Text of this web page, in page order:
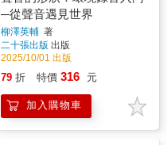
─從聲音遇見世界
柳澤英輔 著
二十張出版 出版
2025/10/01 出版
79 折 特價 316 元
加入購物車